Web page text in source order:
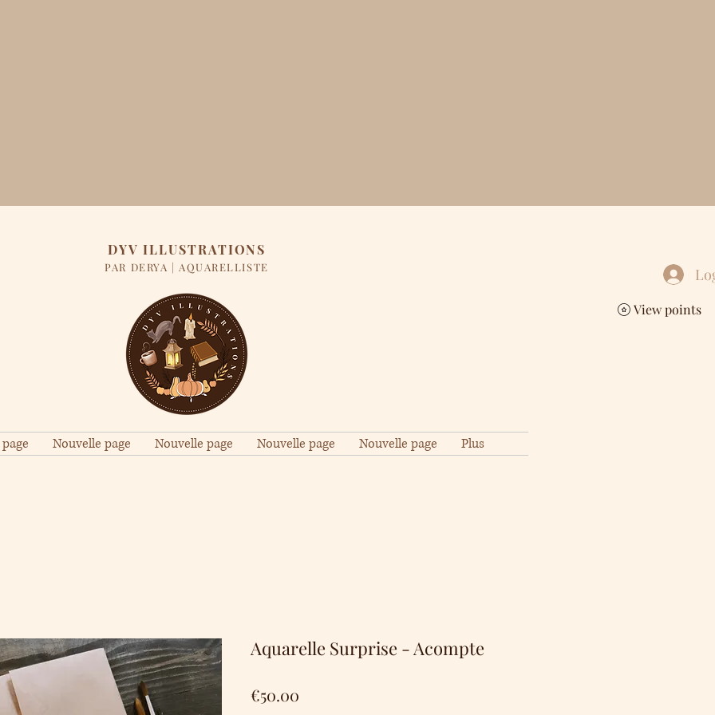
DYV ILLUSTRATIONS
PAR DERYA | AQUARELLISTE
View points
Nouvelle page Nouvelle page Nouvelle page Nouvelle page Plus
Aquarelle Surprise - Acompte
€50.00